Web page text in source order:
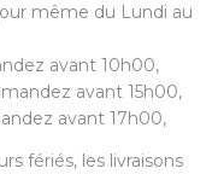
même du Lundi au
avant 10h00,
avant 15h00,
avant 17h00,
fériés, les livraisons